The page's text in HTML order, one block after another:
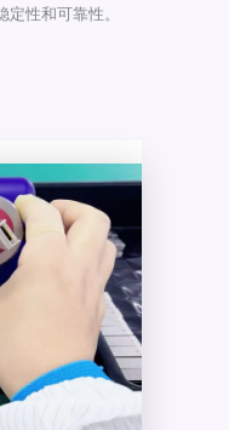
性和可靠性。